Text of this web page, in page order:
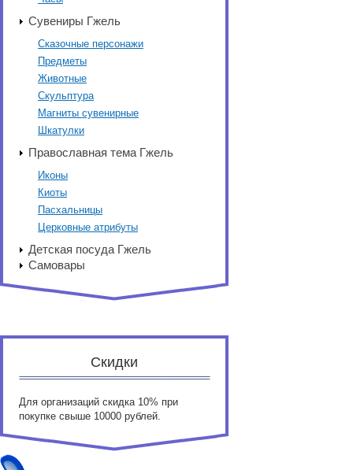
Сувениры Гжель
Сказочные персонажи
Предметы
Животные
Скульптура
Магниты сувенирные
Шкатулки
Православная тема Гжель
Иконы
Киоты
Пасхальницы
Церковные атрибуты
Детская посуда Гжель
Самовары
Скидки
Для организаций скидка 10% при
покупке свыше 10000 рублей.